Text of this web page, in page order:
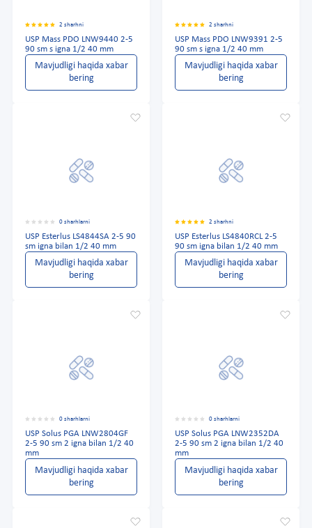
2 sharhni
USP Mass PDO LNW9440 2-5
90 sm s igna 1/2 40 mm
Mavjudligi haqida xabar
bering
2 sharhni
USP Mass PDO LNW9391 2-5
90 sm s igna 1/2 40 mm
Mavjudligi haqida xabar
bering
0 sharhlarni
USP Esterlus LS4844SA 2-5 90
sm igna bilan 1/2 40 mm
Mavjudligi haqida xabar
bering
2 sharhni
USP Esterlus LS4840RCL 2-5
90 sm igna bilan 1/2 40 mm
Mavjudligi haqida xabar
bering
0 sharhlarni
USP Solus PGA LNW2804GF
2-5 90 sm 2 igna bilan 1/2 40
mm
Mavjudligi haqida xabar
bering
0 sharhlarni
USP Solus PGA LNW2352DA
2-5 90 sm 2 igna bilan 1/2 40
mm
Mavjudligi haqida xabar
bering